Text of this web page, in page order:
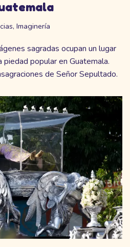
, Imaginería
sagradas ocupan un lugar
popular en Guatemala.
de Señor Sepultado.